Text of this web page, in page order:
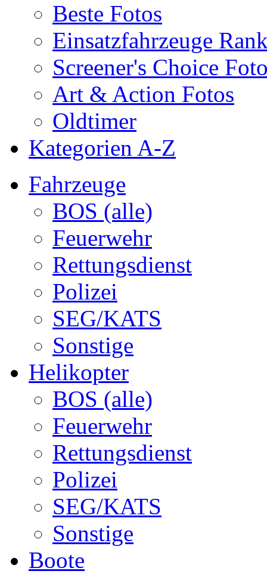
Beste Fotos
Einsatzfahrzeuge
Screener's Choice
Art & Action Fotos
Oldtimer
Kategorien A-Z
Fahrzeuge
BOS (alle)
Feuerwehr
Rettungsdienst
Polizei
SEG/KATS
Sonstige
Helikopter
BOS (alle)
Feuerwehr
Rettungsdienst
Polizei
SEG/KATS
Sonstige
Boote